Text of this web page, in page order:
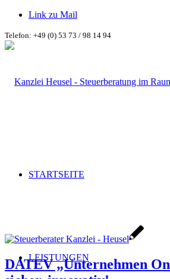
Link zu Mail
Telefon: +49 (0) 53 73 / 98 14 94
STARTSEITE
LEISTUNGEN
DATEV „Unternehmen